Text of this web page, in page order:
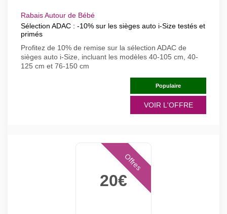
Rabais Autour de Bébé
Sélection ADAC : -10% sur les sièges auto i-Size testés et
primés
Profitez de 10% de remise sur la sélection ADAC de
sièges auto i-Size, incluant les modèles 40-105 cm, 40-
125 cm et 76-150 cm
Populaire
VOIR L'OFFRE
20€
Offres